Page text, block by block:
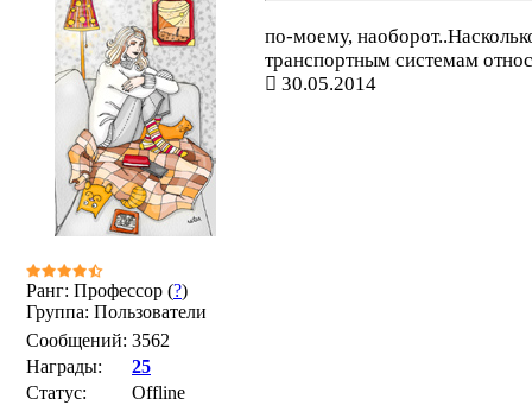
Ранг: Профессор (?)
Группа: Пользователи
Сообщений: 3562
Награды:
25
Статус:
Offline
по-моему,
транспортным системам
30.05.2014